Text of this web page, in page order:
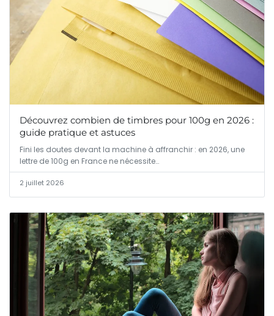
Découvrez combien de timbres pour 100g en 2026 :
guide pratique et astuces
Fini les doutes devant la machine à affranchir : en 2026, une
lettre de 100g en France ne nécessite…
2 juillet 2026